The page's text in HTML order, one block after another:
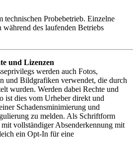
technischen Probebetrieb. Einzelne
des laufenden Betriebs
und Lizenzen
werden auch Fotos,
und Bildgrafiken verwendet, die durch
wurden. Werden dabei Rechte und
ist dies vom Urheber direkt und
Schadensminimierung und
zu melden. Als Schriftform
vollständiger Absenderkennung mit
ein Opt-In für eine